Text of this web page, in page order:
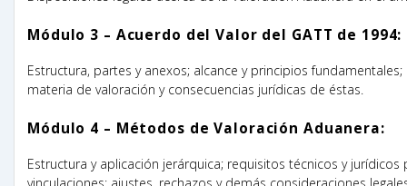
Módulo 3 – Acuerdo del Valor del GATT de 1994:
Estructura, partes y anexos; alcance y principios
materia de valoración y consecuencias jurídicas de éstas.
Módulo 4 – Métodos de Valoración Aduanera:
Estructura y aplicación jerárquica; requisitos técnicos y